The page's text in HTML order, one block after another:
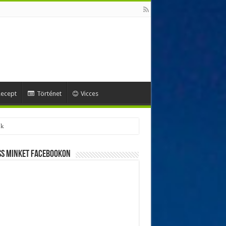
Történet Vicces
minket Facebookon